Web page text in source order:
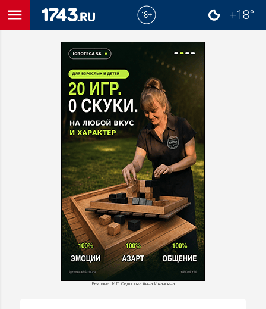
menu
+18°
Реклама. ИП Сидорова Анна Ивановна